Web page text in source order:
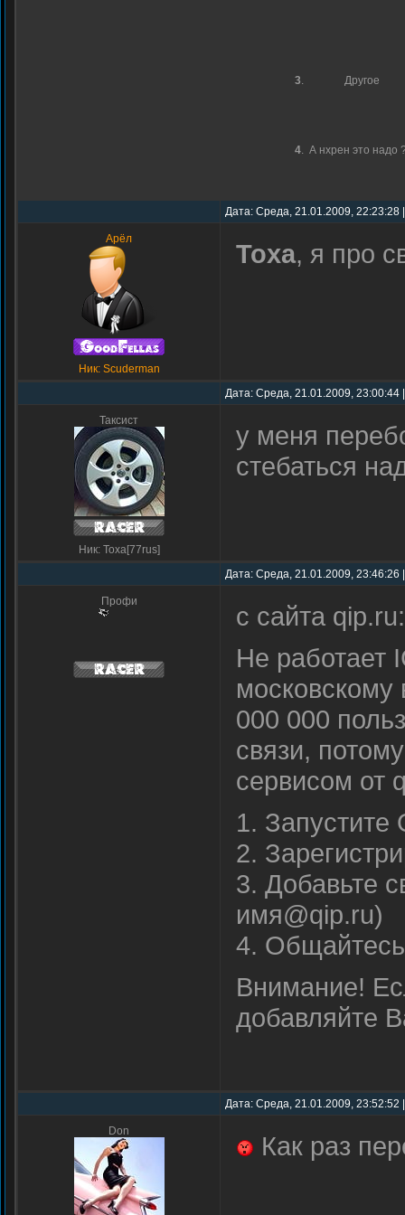
3. Другое
4. А нхрен это надо
Дата: Среда, 21.01.2009,
Арёл
Ник: Scuderman
Toxa, я про
Дата: Среда, 21.01.2009,
Таксист
Ник: Toxa[77rus]
у меня
стебаться
Дата: Среда, 21.01.2009,
Профи
с сайта qip.ru:
Не работает
московскому
000 000
связи,
сервисом от
1. Запустите
2.
3. Добавьте
имя@qip.ru)
4.
Внимание!
добавляйте
Дата: Среда, 21.01.2009,
Don Как раз